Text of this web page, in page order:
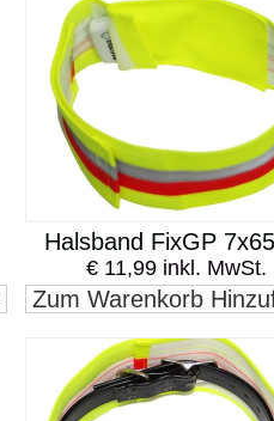
Halsband FixGP
€ 11,99 inkl. MwSt.
Zum Warenkorb